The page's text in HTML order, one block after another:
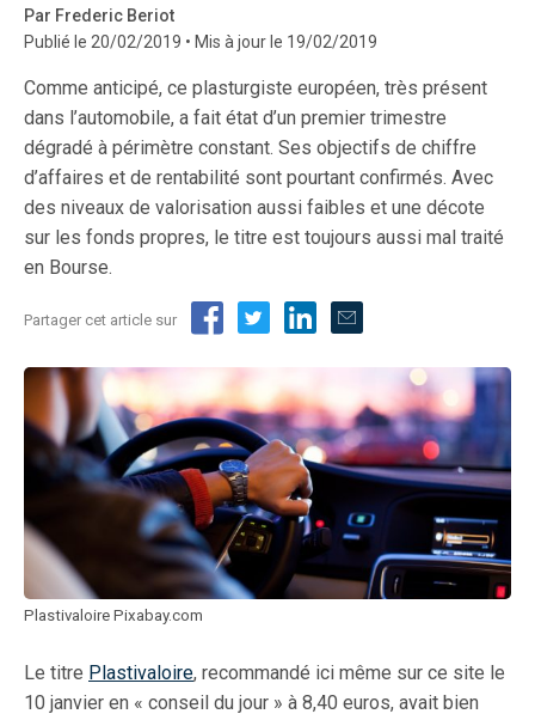
Par Frederic Beriot
Publié le 20/02/2019 • Mis à jour le 19/02/2019
Comme anticipé, ce plasturgiste européen, très présent
dans l’automobile, a fait état d’un premier trimestre
dégradé à périmètre constant. Ses objectifs de chiffre
d’affaires et de rentabilité sont pourtant confirmés. Avec
des niveaux de valorisation aussi faibles et une décote
sur les fonds propres, le titre est toujours aussi mal traité
en Bourse.
Partager cet article sur
Plastivaloire Pixabay.com
Le titre Plastivaloire, recommandé ici même sur ce site le
10 janvier en « conseil du jour » à 8,40 euros, avait bien